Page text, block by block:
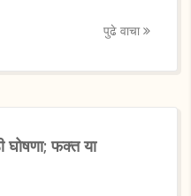
पुढे वाचा
घोषणा; फक्त या